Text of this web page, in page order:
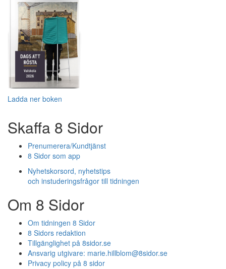
Ladda ner boken
Skaffa 8 Sidor
Prenumerera/Kundtjänst
8 Sidor som app
Nyhetskorsord, nyhetstips
och instuderingsfrågor till tidningen
Om 8 Sidor
Om tidningen 8 Sidor
8 Sidors redaktion
Tillgänglighet på 8sidor.se
Ansvarig utgivare: marie.hillblom@8sidor.se
Privacy policy på 8 sidor